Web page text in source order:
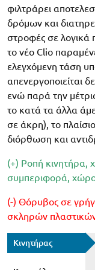
φιλτράρει
δρόμων και
στροφές σε λογικά
το νέο Clio
ελεγχόμενη τάση
απενεργοποιείται
ενώ παρά την
το κατά τα άλλα
σε άκρη), το
διόρθωση και
(+) Ροπή κινητήρα,
συμπεριφορά,
(-) Θόρυβος σε
σκληρών
Κινητήρας